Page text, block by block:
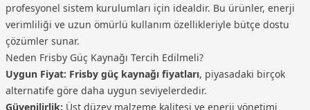
profesyonel sistem kurulumları için idealdir. Bu ürünler, enerji
verimliliği ve uzun ömürlü kullanım özellikleriyle bütçe dostu
çözümler sunar.
Neden Frisby Güç Kaynağı Tercih Edilmeli?
Uygun Fiyat: Frisby güç kaynağı fiyatları, piyasadaki birçok
alternatife göre daha uygun seviyelerdedir.
Güvenilirlik: Üst düzey malzeme kalitesi ve enerji yönetimi